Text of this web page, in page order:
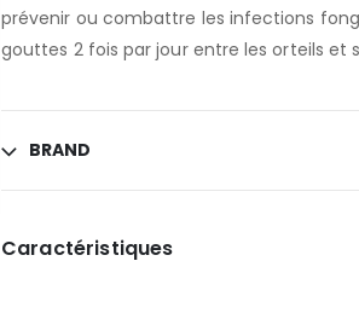
prévenir ou combattre les infections
gouttes 2 fois par jour entre les orteils et
BRAND
Caractéristiques